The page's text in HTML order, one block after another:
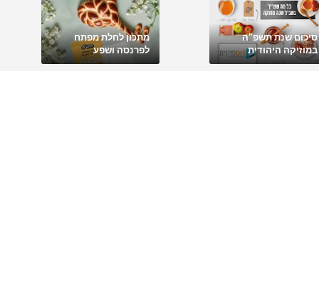
סיכום שנת תשפ"ה
במוזיקה היהודית
מתכון לחלת מפתח
לפרנסה ושפע